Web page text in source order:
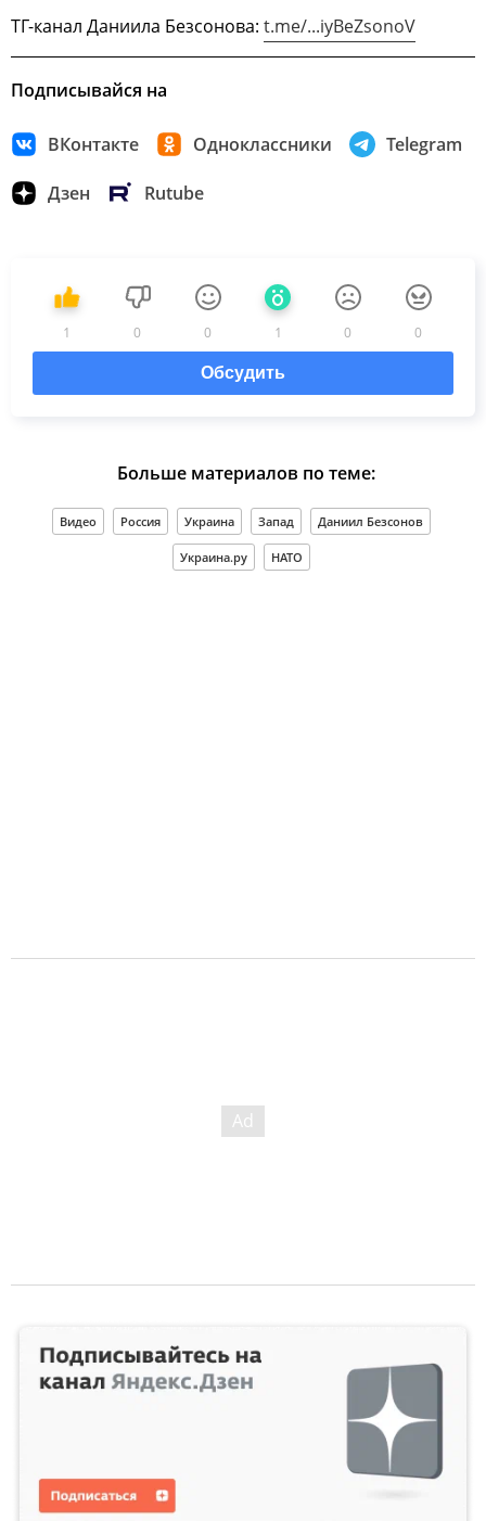
ТГ-канал Даниила Безсонова: t.me/...iyBeZsonoV
Подписывайся на
ВКонтакте Одноклассники Telegram
Дзен Rutube
1 0 0 1 0 0
Обсудить
Больше материалов по теме:
Видео Россия Украина Запад Даниил Безсонов
Украина.ру НАТО